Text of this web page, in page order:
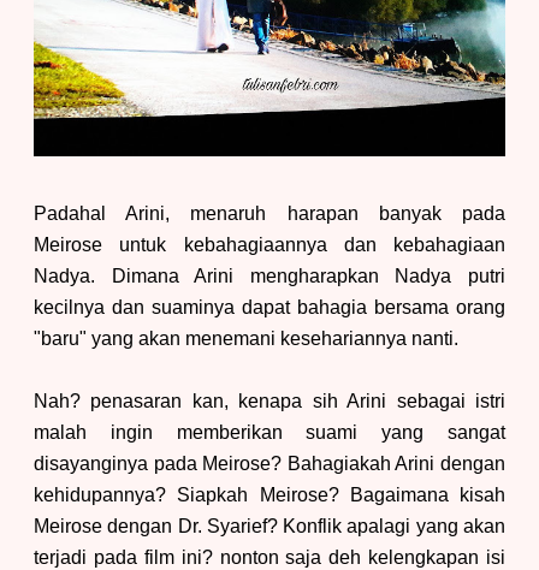
Padahal Arini, menaruh harapan banyak pada
Meirose untuk kebahagiaannya dan kebahagiaan
Nadya. Dimana Arini mengharapkan Nadya putri
kecilnya dan suaminya dapat bahagia bersama orang
"baru" yang akan menemani kesehariannya nanti.
Nah? penasaran kan, kenapa sih Arini sebagai istri
malah ingin memberikan suami yang sangat
disayanginya pada Meirose? Bahagiakah Arini dengan
kehidupannya? Siapkah Meirose? Bagaimana kisah
Meirose dengan Dr. Syarief? Konflik apalagi yang akan
terjadi pada film ini? nonton saja deh kelengkapan isi